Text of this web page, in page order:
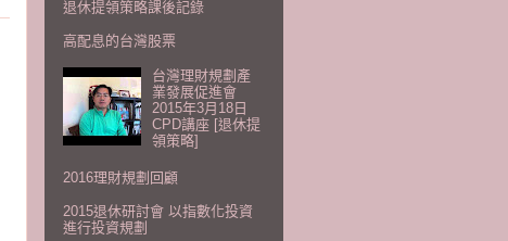
退休提領策略課後記錄
高配息的台灣股票
台灣理財規劃產
業發展促進會
2015年3月18日
CPD講座 [退休提
領策略]
2016理財規劃回顧
2015退休研討會 以指數化投資
進行投資規劃